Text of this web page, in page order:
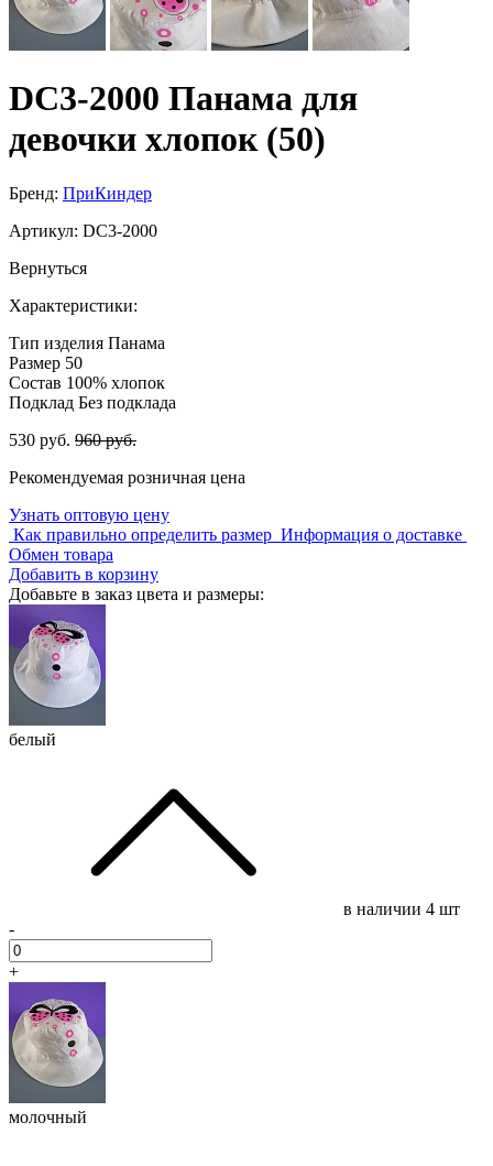
DC3-2000 Панама для
девочки хлопок (50)
Бренд: ПриКиндер
Артикул: DC3-2000
Вернуться
Характеристики:
Тип изделия Панама
Размер 50
Состав 100% хлопок
Подклад Без подклада
530 руб. 960 руб.
Рекомендуемая розничная цена
Узнать оптовую цену
Как правильно определить размер Информация о доставке
Обмен товара
Добавить в корзину
Добавьте в заказ цвета и размеры:
белый
в наличии 4 шт
-
+
молочный